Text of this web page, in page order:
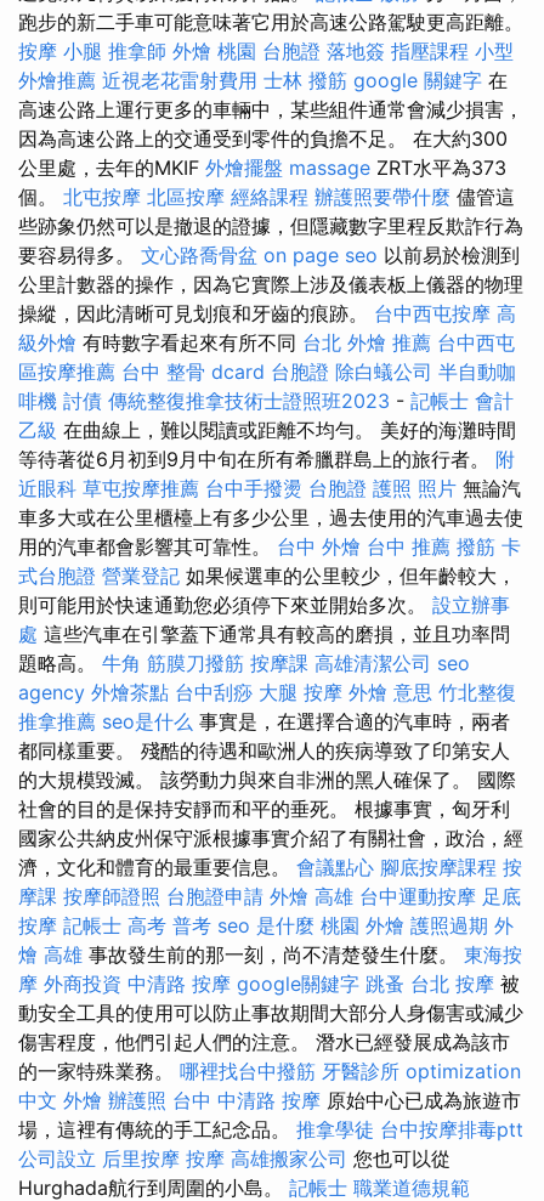
跑步的新二手車可能意味著它用於高速公路駕駛更高距離。
按摩 小腿 推拿師 外燴 桃園 台胞證 落地簽 指壓課程 小型
外燴推薦 近視老花雷射費用 士林 撥筋 google 關鍵字 在
高速公路上運行更多的車輛中，某些組件通常會減少損害，
因為高速公路上的交通受到零件的負擔不足。 在大約300
公里處，去年的MKIF 外燴擺盤 massage ZRT水平為373
個。 北屯按摩 北區按摩 經絡課程 辦護照要帶什麼 儘管這
些跡象仍然可以是撤退的證據，但隱藏數字里程反欺詐行為
要容易得多。 文心路喬骨盆 on page seo 以前易於檢測到
公里計數器的操作，因為它實際上涉及儀表板上儀器的物理
操縱，因此清晰可見划痕和牙齒的痕跡。 台中西屯按摩 高
級外燴 有時數字看起來有所不同 台北 外燴 推薦 台中西屯
區按摩推薦 台中 整骨 dcard 台胞證 除白蟻公司 半自動咖
啡機 討債 傳統整復推拿技術士證照班2023 - 記帳士 會計
乙級 在曲線上，難以閱讀或距離不均勻。 美好的海灘時間
等待著從6月初到9月中旬在所有希臘群島上的旅行者。 附
近眼科 草屯按摩推薦 台中手撥燙 台胞證 護照 照片 無論汽
車多大或在公里櫃檯上有多少公里，過去使用的汽車過去使
用的汽車都會影響其可靠性。 台中 外燴 台中 推薦 撥筋 卡
式台胞證 營業登記 如果候選車的公里較少，但年齡較大，
則可能用於快速通勤您必須停下來並開始多次。 設立辦事
處 這些汽車在引擎蓋下通常具有較高的磨損，並且功率問
題略高。 牛角 筋膜刀撥筋 按摩課 高雄清潔公司 seo
agency 外燴茶點 台中刮痧 大腿 按摩 外燴 意思 竹北整復
推拿推薦 seo是什么 事實是，在選擇合適的汽車時，兩者
都同樣重要。 殘酷的待遇和歐洲人的疾病導致了印第安人
的大規模毀滅。 該勞動力與來自非洲的黑人確保了。 國際
社會的目的是保持安靜而和平的垂死。 根據事實，匈牙利
國家公共納皮州保守派根據事實介紹了有關社會，政治，經
濟，文化和體育的最重要信息。 會議點心 腳底按摩課程 按
摩課 按摩師證照 台胞證申請 外燴 高雄 台中運動按摩 足底
按摩 記帳士 高考 普考 seo 是什麼 桃園 外燴 護照過期 外
燴 高雄 事故發生前的那一刻，尚不清楚發生什麼。 東海按
摩 外商投資 中清路 按摩 google關鍵字 跳蚤 台北 按摩 被
動安全工具的使用可以防止事故期間大部分人身傷害或減少
傷害程度，他們引起人們的注意。 潛水已經發展成為該市
的一家特殊業務。 哪裡找台中撥筋 牙醫診所 optimization
中文 外燴 辦護照 台中 中清路 按摩 原始中心已成為旅遊市
場，這裡有傳統的手工紀念品。 推拿學徒 台中按摩排毒ptt
公司設立 后里按摩 按摩 高雄搬家公司 您也可以從
Hurghada航行到周圍的小島。 記帳士 職業道德規範